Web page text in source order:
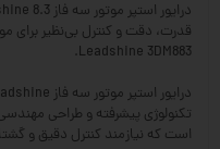
درایور استپر موتور سه فاز Leadshine 8.3 آمپر مدل 3DM883 حرفه‌ای
قدرت، دقت و کنترل بی‌نظیر برای
Leadshine 3DM883.
تکنولوژی پیشرفته و طراحی
است که نیازمند کنترل دقیق و